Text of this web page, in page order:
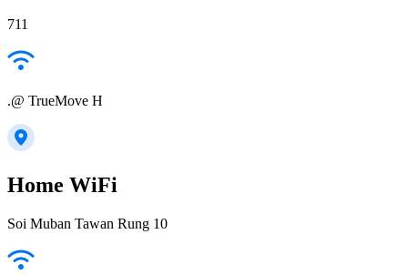
711
.@ TrueMove H
Home WiFi
Soi Muban Tawan Rung 10